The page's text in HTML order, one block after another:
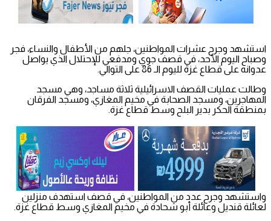
استشهد وجرح عشرات المواطنين، جلهم من الأطفال والنساء، فجر
وصباح اليوم الأحد، في قصف جوي ومدفعي للإحتلال الذي يواصل
عدوانه على قطاع غزة لليوم الـ 86 على التوالي.
وطالت عمليات القصف الاسرائيلية ثلاثة مساجد، وهي مسجد
المهاجرين، ومسجد الصحابة في مخيم المغازي، ومسجد الفرقان
بمنطقة الحكر بدير البلح وسط قطاع غزة.
واستشهد وجرح عدد من المواطنين، في قصف استهدف منزلين
لعائلة قنديل وعائلة أبو شحادة في مخيم المغازي وسط قطاع غزة.